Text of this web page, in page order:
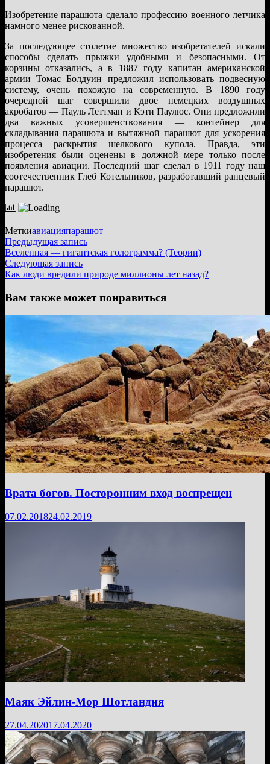
Изобретение парашюта сделало профессию военного летчика
намного менее рискованной.
За последующее столетие множество изобретателей искали
способы сделать прыжки удобными и безопасными. От
корзины отказались, а в 1887 году капитан американской
армии Томас Болдуин предложил использовать подвесную
систему, очень похожую на современную. В 1890 году
очередной шаг совершили двое немецких воздушных
акробатов — Пауль Леттман и Кэти Паулюс. Они предложили
два важных усовершенствования — контейнер для
складывания парашюта и вытяжной парашют для ускорения
процесса раскрытия шелкового купола. Правда, эти
изобретения были оценены в должной мере только после
появления авиации. Последний шаг сделал в 1911 году наш
соотечественник Глеб Котельников, разработавший ранцевый
парашют.
Меткиавиацияпарашют
Навигация
по
записям
Предыдущая записьПредыдущая
запись:
Вселенная — гигантская голограмма? (Теории)
Следующая записьСледующая
запись:
Как люди вредили природе миллионы лет назад?
Вам также может понравиться
Врата богов. Посторонним вход воспрещен
07.02.201824.02.2019
Маяк Эйлин-Мор Шотландия
27.04.202017.04.2020